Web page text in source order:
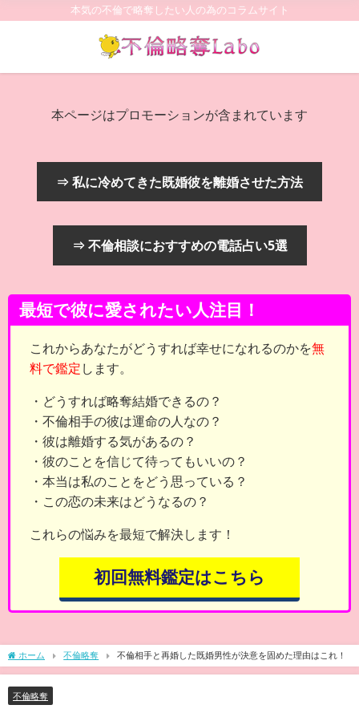
本気の不倫で略奪したい人の為のコラムサイト
本ページはプロモーションが含まれています
⇒ 私に冷めてきた既婚彼を離婚させた方法
⇒ 不倫相談におすすめの電話占い5選
最短で彼に愛されたい人注目！
これからあなたがどうすれば幸せになれるのかを無
料で鑑定 します。
・どうすれば略奪結婚できるの？
・不倫相手の彼は運命の人なの？
・彼は離婚する気があるの？
・彼のことを信じて待ってもいいの？
・本当は私のことをどう思っている？
・この恋の未来はどうなるの？
これらの悩みを最短で解決します！
初回無料鑑定はこちら
ホーム 不倫略奪 不倫相手と再婚した既婚男性が決意を固めた理由はこれ！
不倫略奪